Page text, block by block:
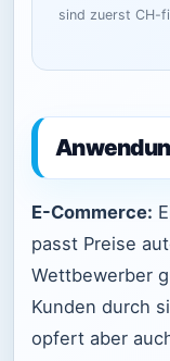
sind zuerst CH-
E-Commerce:
passt Preise
Wettbewerber
Kunden durch
opfert aber